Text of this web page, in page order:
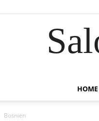
HOME
Bosnien